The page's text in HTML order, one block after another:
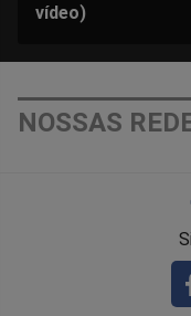
vídeo)
NOSSAS